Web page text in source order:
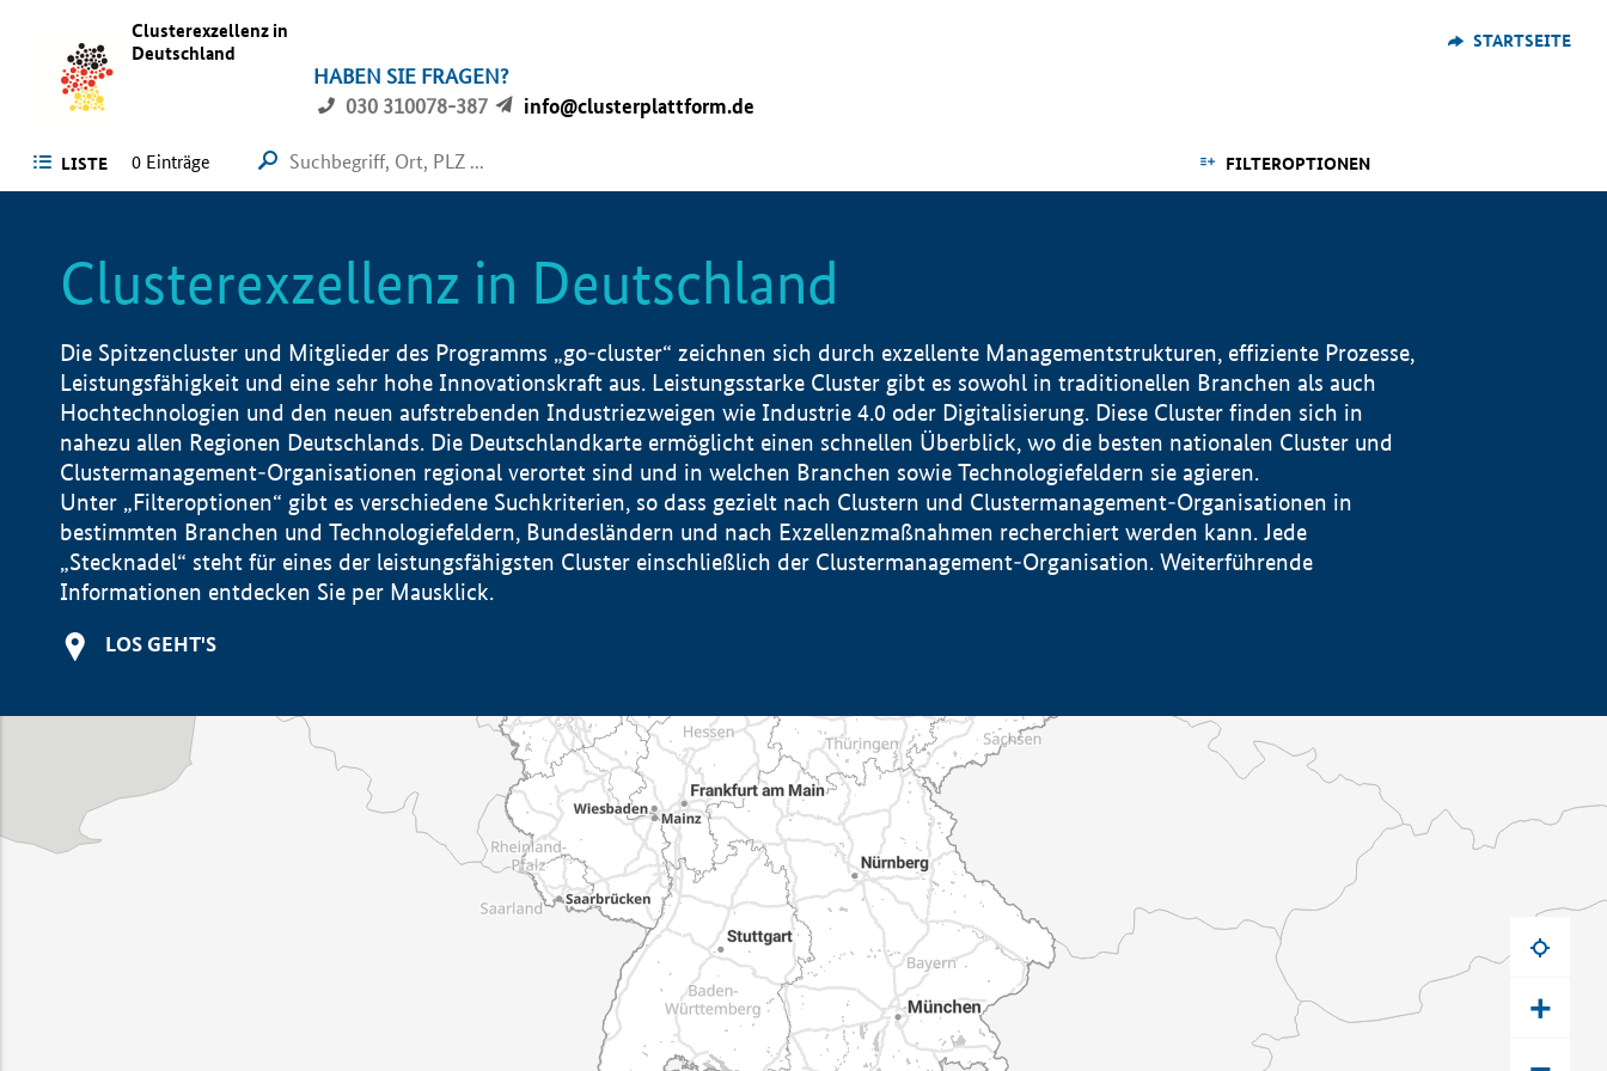
Clusterexzellenz in
Deutschland
HABEN SIE FRAGEN?
030 310078-387
info@clusterplattform.de
STARTSEITE
LISTE FILTEROPTIONEN
0 Einträge
Clusterexzellenz in Deutschland
Die Spitzencluster und Mitglieder des Programms „go-cluster“ zeichnen sich durch exzellente Managementstrukturen, effiziente Prozesse,
Leistungsfähigkeit und eine sehr hohe Innovationskraft aus. Leistungsstarke Cluster gibt es sowohl in traditionellen Branchen als auch
Hochtechnologien und den neuen aufstrebenden Industriezweigen wie Industrie 4.0 oder Digitalisierung. Diese Cluster finden sich in
nahezu allen Regionen Deutschlands. Die Deutschlandkarte ermöglicht einen schnellen Überblick, wo die besten nationalen Cluster und
Clustermanagement-Organisationen regional verortet sind und in welchen Branchen sowie Technologiefeldern sie agieren.
Unter „Filteroptionen“ gibt es verschiedene Suchkriterien, so dass gezielt nach Clustern und Clustermanagement-Organisationen in
bestimmten Branchen und Technologiefeldern, Bundesländern und nach Exzellenzmaßnahmen recherchiert werden kann. Jede
„Stecknadel“ steht für eines der leistungsfähigsten Cluster einschließlich der Clustermanagement-Organisation. Weiterführende
Informationen entdecken Sie per Mausklick.
LOS GEHT'S
+